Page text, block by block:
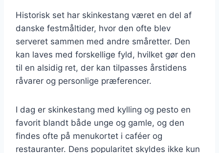
Historisk set har skinkestang været en del af
danske festmåltider, hvor den ofte blev
serveret sammen med andre småretter. Den
kan laves med forskellige fyld, hvilket gør den
til en alsidig ret, der kan tilpasses årstidens
råvarer og personlige præferencer.
I dag er skinkestang med kylling og pesto en
favorit blandt både unge og gamle, og den
findes ofte på menukortet i caféer og
restauranter. Dens popularitet skyldes ikke kun